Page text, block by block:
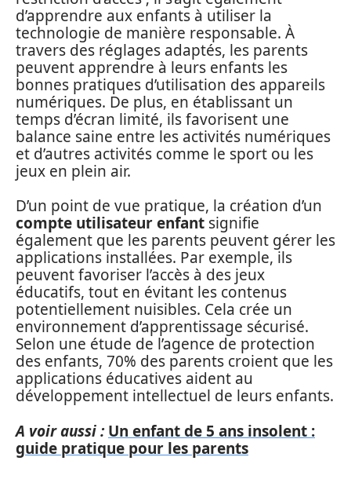
d’apprendre aux enfants à utiliser la
technologie de manière responsable. À
travers des réglages adaptés, les parents
peuvent apprendre à leurs enfants les
bonnes pratiques d’utilisation des appareils
numériques. De plus, en établissant un
temps d’écran limité, ils favorisent une
balance saine entre les activités numériques
et d’autres activités comme le sport ou les
jeux en plein air.
D’un point de vue pratique, la création d’un
compte utilisateur enfant signifie
également que les parents peuvent gérer les
applications installées. Par exemple, ils
peuvent favoriser l’accès à des jeux
éducatifs, tout en évitant les contenus
potentiellement nuisibles. Cela crée un
environnement d’apprentissage sécurisé.
Selon une étude de l’agence de protection
des enfants, 70% des parents croient que les
applications éducatives aident au
développement intellectuel de leurs enfants.
A voir aussi : Un enfant de 5 ans insolent :
guide pratique pour les parents